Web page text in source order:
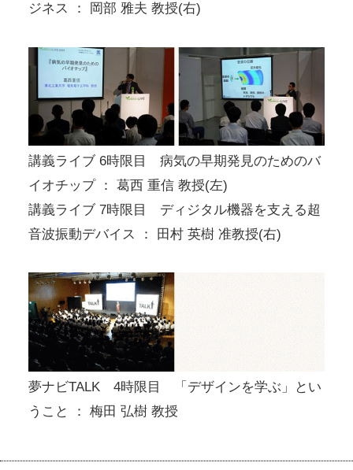
ジネス ： 岡部 雅夫 教授(右)
講義ライブ 6時限目 病気の早期発見のためのバ
イオチップ ： 葛西 重信 教授(左)
講義ライブ 7時限目 ディジタル機器を支える超
音波振動デバイス ： 田村 英樹 准教授(右)
夢ナビTALK 4時限目 「デザインを学ぶ」とい
うこと ： 梅田 弘樹 教授